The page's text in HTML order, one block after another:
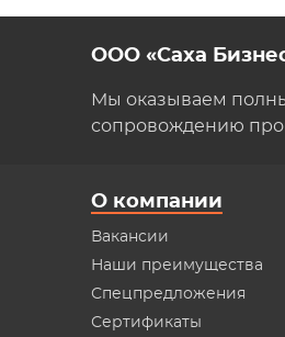
ООО «Саха
Мы оказываем
сопровождению
О компании
Вакансии
Наши преимущества
Спецпредложения
Сертификаты